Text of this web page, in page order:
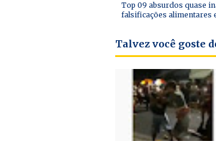
Top 09 absurdos quase
falsificações alimentares
Talvez você goste